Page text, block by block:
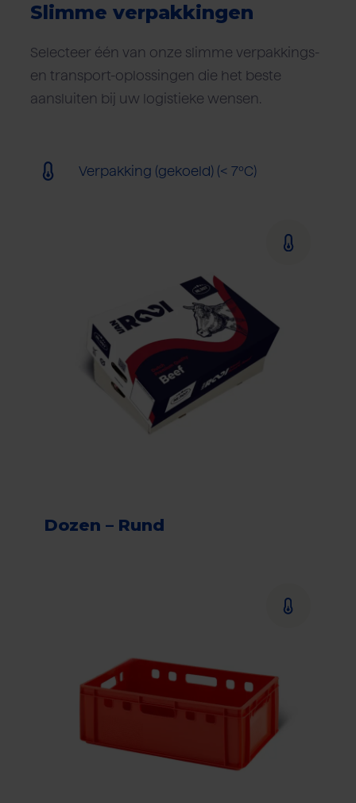
Slimme verpakkingen
Selecteer één van onze slimme verpakkings-
en transport-oplossingen die het beste
aansluiten bij uw logistieke wensen.
Verpakking (gekoeld) (< 7ºC)
Dozen – Rund